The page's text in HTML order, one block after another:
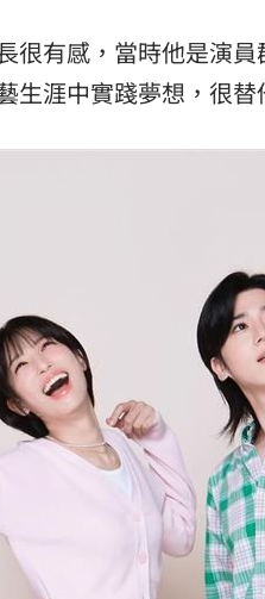
很有感，當時他是演
生涯中實踐夢想，很替